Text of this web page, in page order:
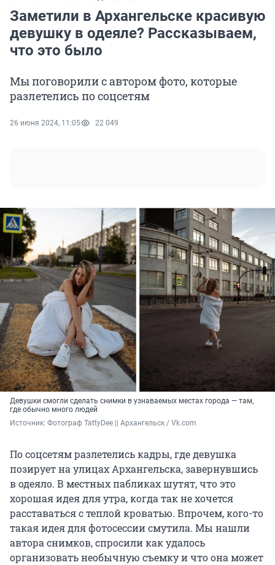
Заметили в Архангельске красивую
девушку в одеяле? Рассказываем,
что это было
Мы поговорили с автором фото, которые
разлетелись по соцсетям
26 июня 2024, 11:05 22 049
Девушки смогли сделать снимки в узнаваемых местах города — там,
где обычно много людей
Источник: Фотограф TattyDee || Архангельск / Vk.com
По соцсетям разлетелись кадры, где девушка
позирует на улицах Архангельска, завернувшись
в одеяло. В местных пабликах шутят, что это
хорошая идея для утра, когда так не хочется
расставаться с теплой кроватью. Впрочем, кого-то
такая идея для фотосессии смутила. Мы нашли
автора снимков, спросили как удалось
организовать необычную съемку и что она может